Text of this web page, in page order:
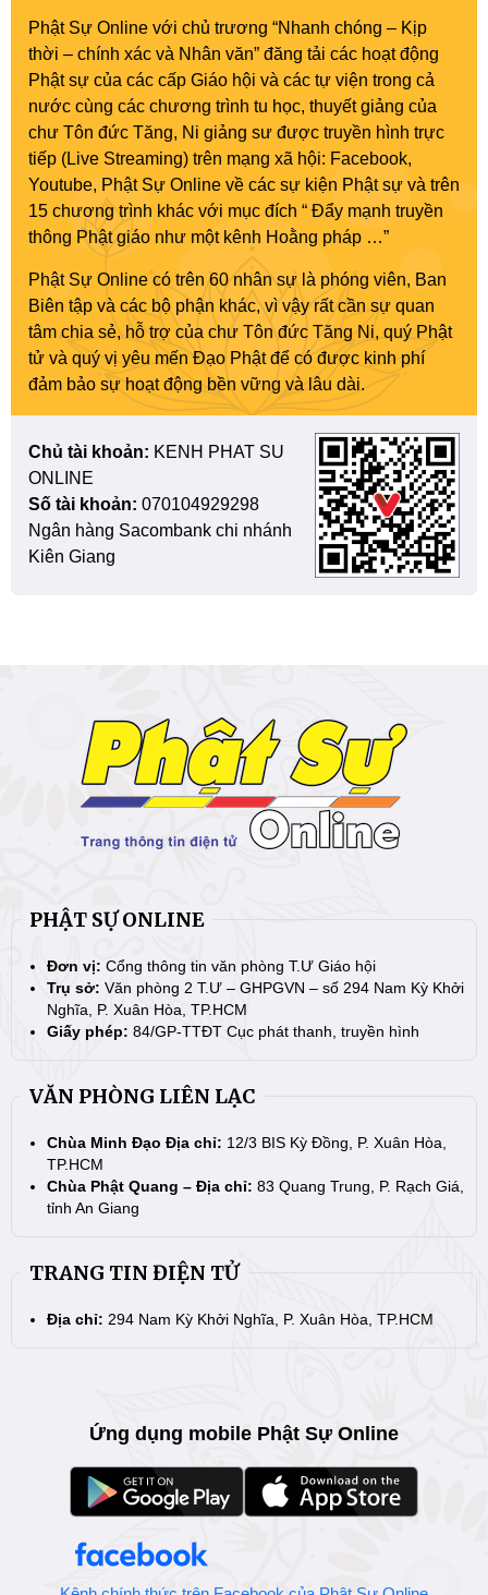
Phật Sự Online với chủ trương “Nhanh chóng – Kịp
thời – chính xác và Nhân văn” đăng tải các hoạt động
Phật sự của các cấp Giáo hội và các tự viện trong cả
nước cùng các chương trình tu học, thuyết giảng của
chư Tôn đức Tăng, Ni giảng sư được truyền hình trực
tiếp (Live Streaming) trên mạng xã hội: Facebook,
Youtube, Phật Sự Online về các sự kiện Phật sự và trên
15 chương trình khác với mục đích “ Đẩy mạnh truyền
thông Phật giáo như một kênh Hoằng pháp …”
Phật Sự Online có trên 60 nhân sự là phóng viên, Ban
Biên tập và các bộ phận khác, vì vậy rất cần sự quan
tâm chia sẻ, hỗ trợ của chư Tôn đức Tăng Ni, quý Phật
tử và quý vị yêu mến Đạo Phật để có được kinh phí
đảm bảo sự hoạt động bền vững và lâu dài.
Chủ tài khoản: KENH PHAT SU
ONLINE
Số tài khoản: 070104929298
Ngân hàng Sacombank chi nhánh
Kiên Giang
PHẬT SỰ ONLINE
Đơn vị: Cổng thông tin văn phòng T.Ư Giáo hội
Trụ sở: Văn phòng 2 T.Ư – GHPGVN – số 294 Nam Kỳ Khởi
Nghĩa, P. Xuân Hòa, TP.HCM
Giấy phép: 84/GP-TTĐT Cục phát thanh, truyền hình
VĂN PHÒNG LIÊN LẠC
Chùa Minh Đạo Địa chỉ: 12/3 BIS Kỳ Đồng, P. Xuân Hòa,
TP.HCM
Chùa Phật Quang – Địa chỉ: 83 Quang Trung, P. Rạch Giá,
tỉnh An Giang
TRANG TIN ĐIỆN TỬ
Địa chỉ: 294 Nam Kỳ Khởi Nghĩa, P. Xuân Hòa, TP.HCM
Ứng dụng mobile Phật Sự Online